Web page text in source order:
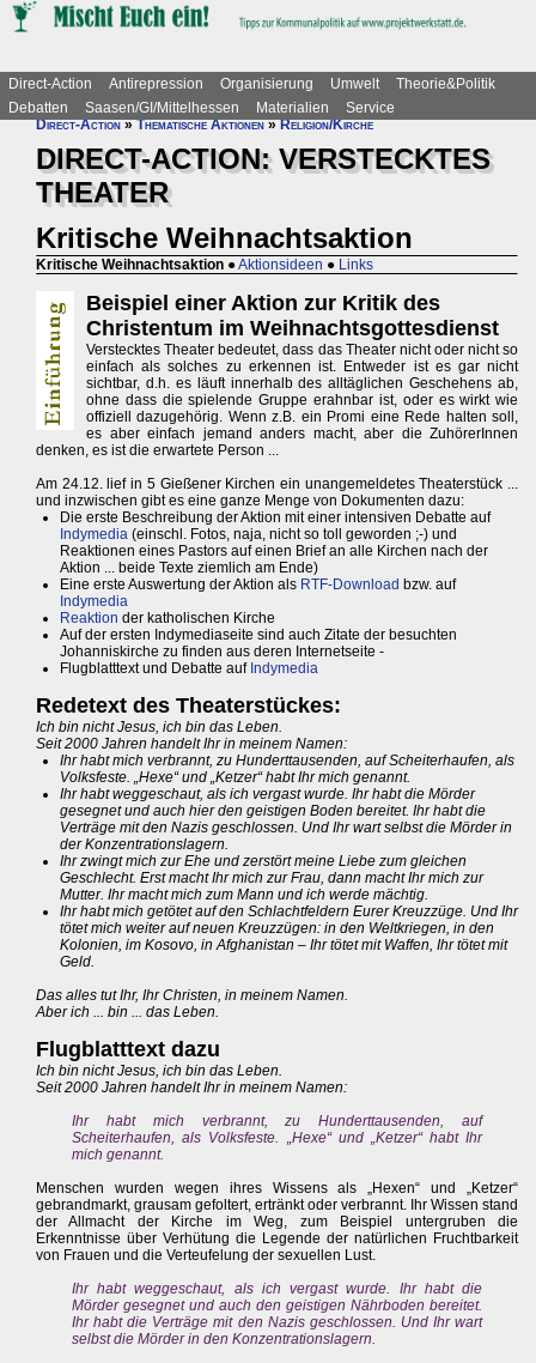
Direct-Action Antirepression Organisierung Umwelt
Theorie&Politik
Debatten
Saasen/GI/Mittelhessen Materialien
Service
Direct-Action»Thematische Aktionen»Religion/Kirche
DIRECT-ACTION: VERSTECKTES
THEATER
Kritische Weihnachtsaktion
Kritische Weihnachtsaktion ●Aktionsideen ● Links
Beispiel einer Aktion zur Kritik des
Christentum im Weihnachtsgottesdienst
Verstecktes Theater bedeutet, dass das Theater nicht oder nicht so
einfach als solches zu erkennen ist. Entweder ist es gar nicht
sichtbar, d.h. es läuft innerhalb des alltäglichen Geschehens ab,
ohne dass die spielende Gruppe erahnbar ist, oder es wirkt wie
offiziell dazugehörig. Wenn z.B. ein Promi eine Rede halten soll,
es aber einfach jemand anders macht, aber die ZuhörerInnen
denken, es ist die erwartete Person ...
Am 24.12. lief in 5 Gießener Kirchen ein unangemeldetes Theaterstück ...
und inzwischen gibt es eine ganze Menge von Dokumenten dazu:
Die erste Beschreibung der Aktion mit einer intensiven Debatte auf
Indymedia (einschl. Fotos, naja, nicht so toll geworden ;-) und
Reaktionen eines Pastors auf einen Brief an alle Kirchen nach der
Aktion ... beide Texte ziemlich am Ende)
Eine erste Auswertung der Aktion als RTF-Download bzw. auf
Indymedia
Reaktion der katholischen Kirche
Auf der ersten Indymediaseite sind auch Zitate der besuchten
Johanniskirche zu finden aus deren Internetseite -
Flugblatttext und Debatte auf Indymedia
Redetext des Theaterstückes:
Ich bin nicht Jesus, ich bin das Leben.
Seit 2000 Jahren handelt Ihr in meinem Namen:
Ihr habt mich verbrannt, zu Hunderttausenden, auf Scheiterhaufen, als
Volksfeste. „Hexe“ und „Ketzer“ habt Ihr mich genannt.
Ihr habt weggeschaut, als ich vergast wurde. Ihr habt die Mörder
gesegnet und auch hier den geistigen Boden bereitet. Ihr habt die
Verträge mit den Nazis geschlossen. Und Ihr wart selbst die Mörder in
der Konzentrationslagern.
Ihr zwingt mich zur Ehe und zerstört meine Liebe zum gleichen
Geschlecht. Erst macht Ihr mich zur Frau, dann macht Ihr mich zur
Mutter. Ihr macht mich zum Mann und ich werde mächtig.
Ihr habt mich getötet auf den Schlachtfeldern Eurer Kreuzzüge. Und Ihr
tötet mich weiter auf neuen Kreuzzügen: in den Weltkriegen, in den
Kolonien, im Kosovo, in Afghanistan – Ihr tötet mit Waffen, Ihr tötet mit
Geld.
Das alles tut Ihr, Ihr Christen, in meinem Namen.
Aber ich ... bin ... das Leben.
Flugblatttext dazu
Ich bin nicht Jesus, ich bin das Leben.
Seit 2000 Jahren handelt Ihr in meinem Namen:
Ihr habt mich verbrannt, zu Hunderttausenden, auf
Scheiterhaufen, als Volksfeste. „Hexe“ und „Ketzer“ habt Ihr
mich genannt.
Menschen wurden wegen ihres Wissens als „Hexen“ und „Ketzer“
gebrandmarkt, grausam gefoltert, ertränkt oder verbrannt. Ihr Wissen stand
der Allmacht der Kirche im Weg, zum Beispiel untergruben die
Erkenntnisse über Verhütung die Legende der natürlichen Fruchtbarkeit
von Frauen und die Verteufelung der sexuellen Lust.
Ihr habt weggeschaut, als ich vergast wurde. Ihr habt die
Mörder gesegnet und auch den geistigen Nährboden bereitet.
Ihr habt die Verträge mit den Nazis geschlossen. Und Ihr wart
selbst die Mörder in den Konzentrationslagern.